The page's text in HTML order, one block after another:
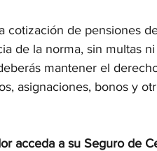
cotización de pensiones
de la norma, sin multas
mantener el
asignaciones, bonos y
acceda a su Seguro de